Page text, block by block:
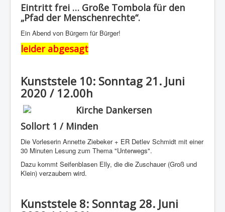
Eintritt frei … Große Tombola für den
„Pfad der Menschenrechte“.
Ein Abend von Bürgern für Bürger!
leider abgesagt
Kunststele 10: Sonntag 21. Juni
2020 / 12.00h
Kirche Dankersen
Sollort 1 / Minden
Die Vorleserin Annette Ziebeker + ER Detlev Schmidt mit einer
30 Minuten Lesung zum Thema "Unterwegs".
Dazu kommt Seifenblasen Elly, die die Zuschauer (Groß und
Klein) verzaubern wird.
Kunststele 8: Sonntag 28. Juni